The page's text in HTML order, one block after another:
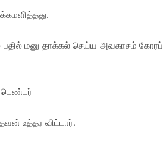
பதில் மனு தாக்கல் செய்ய அவகாசம் கோரப்
டெண்டர்
உத்தர விட்டார்.